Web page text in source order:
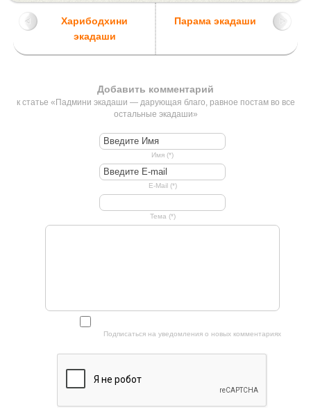
Харибодхини
экадаши
Парама экадаши
Добавить комментарий
к статье «Падмини экадаши — дарующая благо, равное постам во все
остальные экадаши»
Имя (*)
E-Mail (*)
Тема (*)
Подписаться на уведомления о новых комментариях